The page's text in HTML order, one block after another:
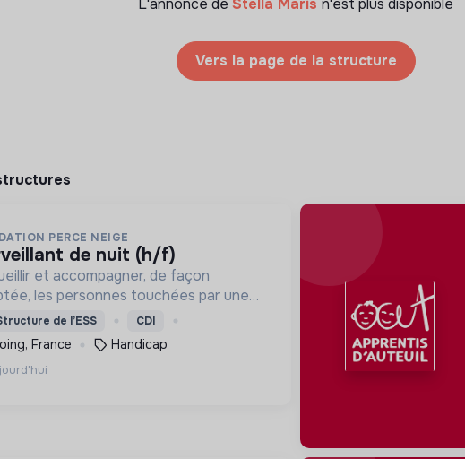
L'annonce de Stella Maris n'est plus disponible
Vers la page de la structure
PERCE NEIGE
de nuit (h/f)
et accompagner, de façon
les personnes touchées par une
mentale, un handicap physique
de l’ESS CDI
France Handicap